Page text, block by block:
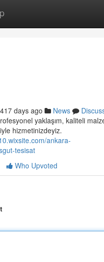
417 days ago News
yaklaşım, kaliteli
hizmetinizdeyiz.
ankara-
tesisat
Who Upvoted